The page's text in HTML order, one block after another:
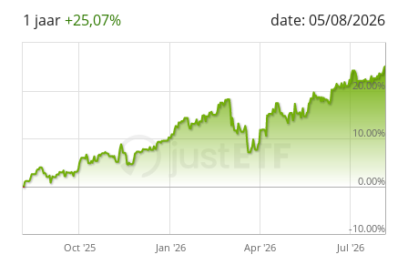
1 jaar+25,07% date: 05/08/2026
Oct '25 Jan '26 Apr '26 Jul '26
-10.00%
0.00%
10.00%
20.00%